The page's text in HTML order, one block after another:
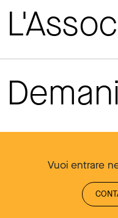
Vuoi entrare